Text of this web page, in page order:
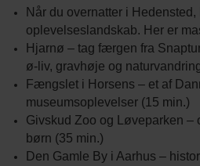
Når du overnatter i
oplevelseslandskab. Her er
Hjarnø – tag færgen fra
ø-liv, gravhøje og
Fængslet i Horsens – et af
museumsoplevelser (15 min.)
Givskud Zoo og Løveparken –
børn (35 min.)
Den Gamle By i Aarhus –